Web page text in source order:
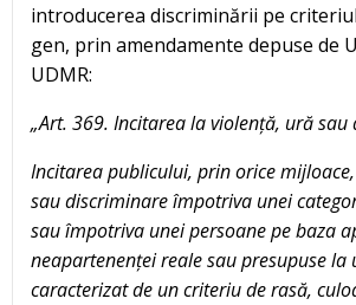
introducerea discriminării pe
gen, prin amendamente depuse de
UDMR:
„Art. 369. Incitarea la violență, ură
Incitarea publicului, prin orice
sau discriminare împotriva unei
sau împotriva unei persoane pe baza
neapartenenței reale sau presupuse la
caracterizat de un criteriu de rasă,